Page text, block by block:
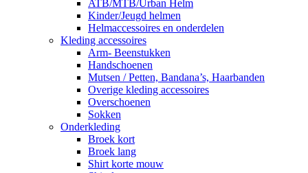
ATB/MTB/Urban Helm
Kinder/Jeugd helmen
Helmaccessoires en onderdelen
Kleding accessoires
Arm- Beenstukken
Handschoenen
Mutsen / Petten, Bandana’s, Haarbanden
Overige kleding accessoires
Overschoenen
Sokken
Onderkleding
Broek kort
Broek lang
Shirt korte mouw